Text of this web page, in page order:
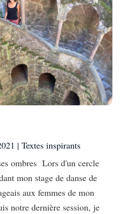
| Textes inspirants
ombres Lors d'un cercle
mon stage de danse de
aux femmes de mon
notre dernière session, je